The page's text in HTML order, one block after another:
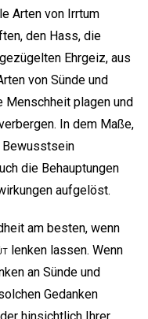
Arten von Irrtum
den Hass, die
Ehrgeiz, aus
von Sünde und
Menschheit plagen und
In dem Maße,
Bewusstsein
die Behauptungen
aufgelöst.
am besten, wenn
lenken lassen. Wenn
an Sünde und
Gedanken